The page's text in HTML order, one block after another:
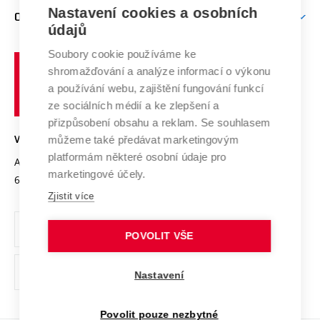
E-přihláška
Doktorské studium
Podpora podnikání
Mezinárodní vědecká rada
Systém zajišťování kvality výzkumu
Výzkumné infrastruktury
Transfer znalostí
Open Science
Projekty
Projekty ze strukturálních fondů
Specifický výzkum
Zahraniční spolupráce
Spolupráce se školami
Služby univerzity
Mezinárodní dohody
Univerzitní sítě
O UNIVERZITĚ
Profil univerzity
Udržitelná univerzita
Podnikavá univerzita / ContriBUTe
Bezpečná univerzita
Vyznamenání
Organizační struktura
Ochrana osobních údajů
odkaz)
učení
technické
VYSOKÉ UČENÍ TECHNICKÉ V BRNĚ
Antonínská 548/1
602 00 Brno
www.vut.cz
vut@vutbr.cz
Nastavení cookies a osobních
údajů
Soubory cookie používáme ke
shromažďování a analýze informací o výkonu
a používání webu, zajištění fungování funkcí
ze sociálních médií a ke zlepšení a
přizpůsobení obsahu a reklam. Se souhlasem
můžeme také předávat marketingovým
platformám některé osobní údaje pro
marketingové účely.
Zjistit více
POVOLIT VŠE
Nastavení
Povolit pouze nezbytné